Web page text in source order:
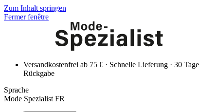
Zum Inhalt springen
Fermer fenêtre
Versandkostenfrei ab 75 € · Schnelle Lieferung · 30 Tage
Rückgabe
Sprache
Mode Spezialist FR